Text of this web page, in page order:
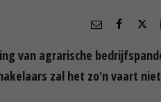
van agrarische
zal het zo'n vaart